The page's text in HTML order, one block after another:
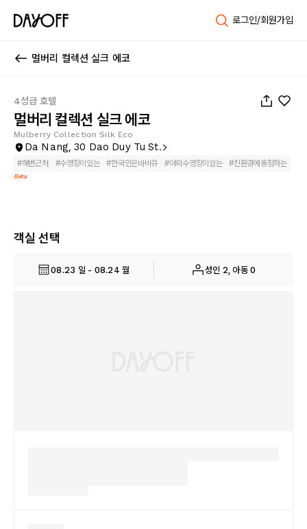
로그인/회원가입
멀버리 컬렉션 실크 에코
4성급 호텔
멀버리 컬렉션 실크 에코
Mulberry Collection Silk Eco
Da Nang, 30 Dao Duy Tu St.
#해변근처 #수영장이있는 #한국인은바비큐 #야외수영장이있는 #친환경에동참하는
Beta
객실 선택
08.23 일 - 08.24 월 성인 2, 아동 0